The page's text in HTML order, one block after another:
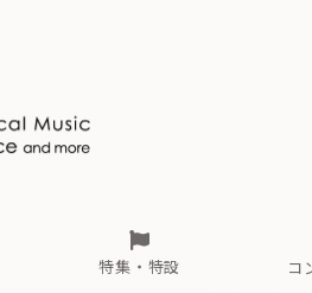
特集・特設 コ
とその先と
ライブ配信スケジュール
か さ